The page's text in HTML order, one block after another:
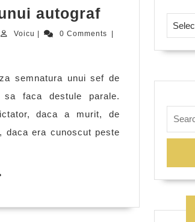
autografValoarea
unui
Voicu Voicu 0 Comments
semnatura unui sef de
faca destule parale.
daca a murit, de
daca era cunoscut peste
for: